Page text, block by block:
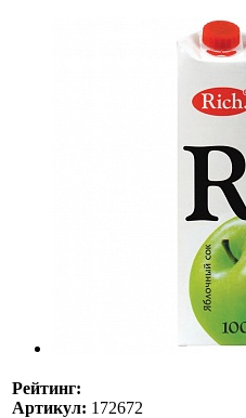
Рейтинг:
Артикул: 172672